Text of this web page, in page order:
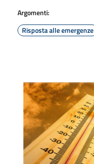
Argomenti:
Risposta alle emergenze